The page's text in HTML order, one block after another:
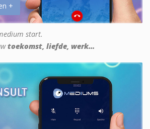
+
start.
toekomst, liefde, werk...